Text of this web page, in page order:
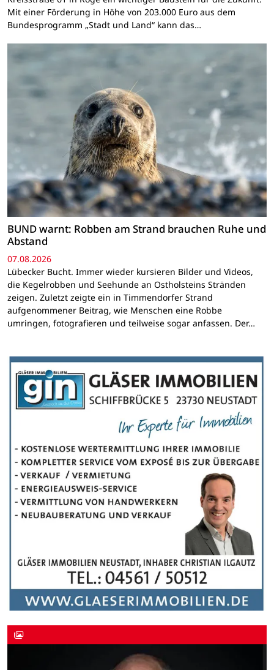
Mit einer Förderung in Höhe von 203.000 Euro aus dem
Bundesprogramm „Stadt und Land“ kann das…
BUND warnt: Robben am Strand brauchen Ruhe und
Abstand
07.08.2026
Lübecker Bucht. Immer wieder kursieren Bilder und Videos,
die Kegelrobben und Seehunde an Ostholsteins Stränden
zeigen. Zuletzt zeigte ein in Timmendorfer Strand
aufgenommener Beitrag, wie Menschen eine Robbe
umringen, fotografieren und teilweise sogar anfassen. Der…